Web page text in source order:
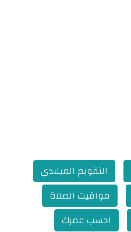
التقويم الميلادي
مواقيت الصلاة
احسب عمرك